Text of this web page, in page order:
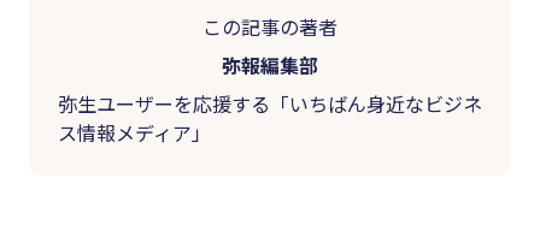
この記事の著者
弥報編集部
弥生ユーザーを応援する「いちばん身近なビジネ
ス情報メディア」